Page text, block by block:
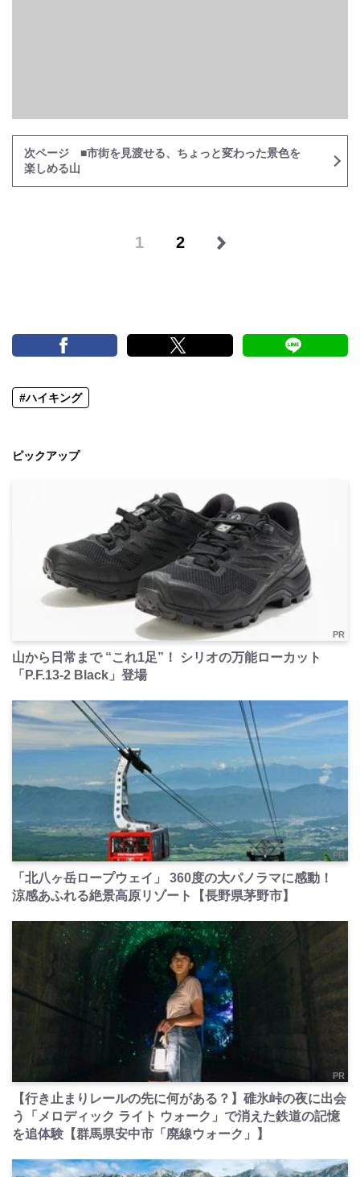
次ページ ■市街を見渡せる、ちょっと変わった景色を
楽しめる山
1 2
#ハイキング
ピックアップ
PR
山から日常まで “これ1足”！ シリオの万能ローカット
「P.F.13-2 Black」登場
PR
「北八ヶ岳ロープウェイ」 360度の大パノラマに感動！
涼感あふれる絶景高原リゾート【長野県茅野市】
PR
【行き止まりレールの先に何がある？】碓氷峠の夜に出会
う「メロディック ライト ウォーク」で消えた鉄道の記憶
を追体験【群馬県安中市「廃線ウォーク」】